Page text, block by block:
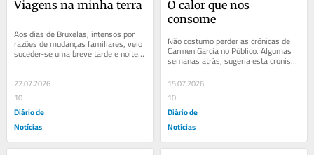
Viagens na minha terra
Aos dias de Bruxelas, intensos por
razões de mudanças familiares, veio
suceder-se uma breve tarde e noite
22.07.2026
10
Diário de
Notícias
O calor que nos
consome
Não costumo perder as crónicas de
Carmen Garcia no Público. Algumas
semanas atrás, sugeria esta cronista
a incompatibilidade dos calores
extremos...
15.07.2026
10
Diário de
Notícias